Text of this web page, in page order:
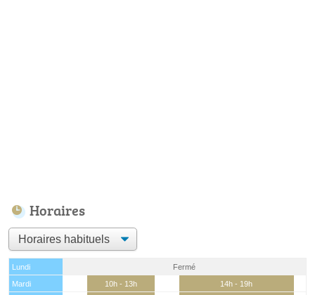
Horaires
Lundi
Fermé
Mardi
10h - 13h
14h - 19h